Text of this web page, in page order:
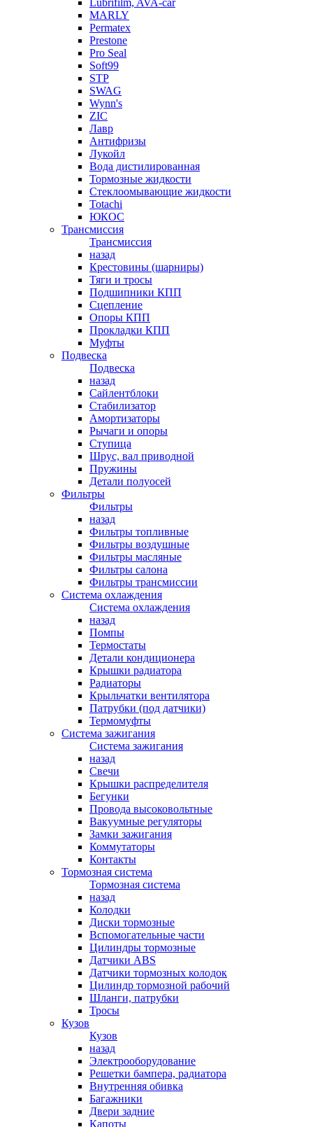
Lubrifilm, AVA-car
MARLY
Permatex
Prestone
Pro Seal
Soft99
STP
SWAG
Wynn's
ZIC
Лавр
Антифризы
Лукойл
Вода дистилированная
Тормозные жидкости
Стеклоомывающие жидкости
Totachi
ЮКОС
Трансмиссия
Трансмиссия
назад
Крестовины (шарниры)
Тяги и тросы
Подшипники КПП
Сцепление
Опоры КПП
Прокладки КПП
Муфты
Подвеска
Подвеска
назад
Сайлентблоки
Стабилизатор
Амортизаторы
Рычаги и опоры
Ступица
Шрус, вал приводной
Пружины
Детали полуосей
Фильтры
Фильтры
назад
Фильтры топливные
Фильтры воздушные
Фильтры масляные
Фильтры салона
Фильтры трансмиссии
Система охлаждения
Система охлаждения
назад
Помпы
Термостаты
Детали кондиционера
Крышки радиатора
Радиаторы
Крыльчатки вентилятора
Патрубки (под датчики)
Термомуфты
Система зажигания
Система зажигания
назад
Свечи
Крышки распределителя
Бегунки
Провода высоковольтные
Вакуумные регуляторы
Замки зажигания
Коммутаторы
Контакты
Тормозная система
Тормозная система
назад
Колодки
Диски тормозные
Вспомогательные части
Цилиндры тормозные
Датчики ABS
Датчики тормозных колодок
Цилиндр тормозной рабочий
Шланги, патрубки
Тросы
Кузов
Кузов
назад
Электрооборудование
Решетки бампера, радиатора
Внутренняя обивка
Багажники
Двери задние
Капоты